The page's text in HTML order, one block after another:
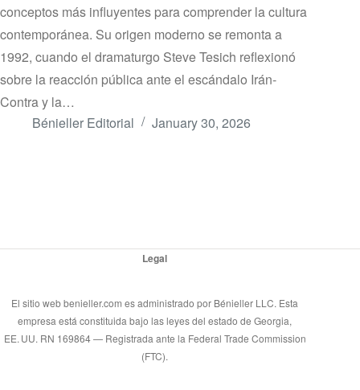
conceptos más influyentes para comprender la cultura
contemporánea. Su origen moderno se remonta a
1992, cuando el dramaturgo Steve Tesich reflexionó
sobre la reacción pública ante el escándalo Irán-
Contra y la…
Bénieller Editorial
January 30, 2026
Legal
El sitio web benieller.com es administrado por Bénieller LLC. Esta
empresa está constituida bajo las leyes del estado de Georgia,
EE. UU. RN 169864 — Registrada ante la Federal Trade Commission
(FTC).